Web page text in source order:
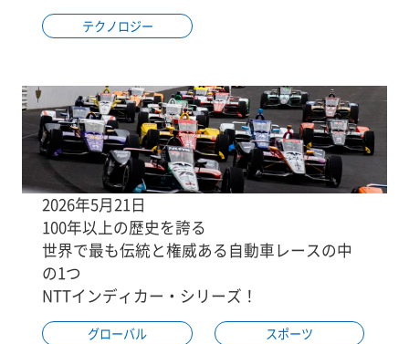
テクノロジー
2026年5月21日
100年以上の歴史を誇る
世界で最も伝統と権威ある自動車レースの中
の1つ
NTTインディカー・シリーズ！
グローバル スポーツ